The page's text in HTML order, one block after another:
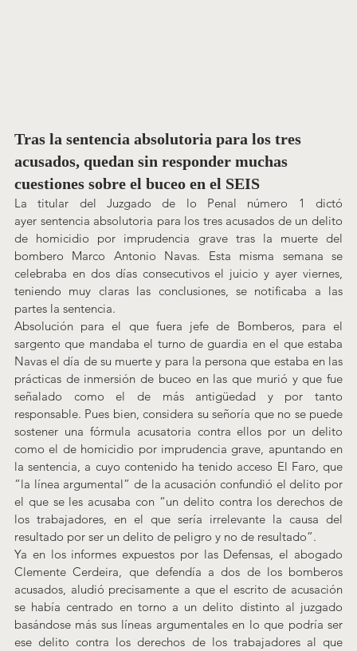
Tras la sentencia absolutoria para los tres
acusados, quedan sin responder muchas
cuestiones sobre el buceo en el SEIS
La titular del Juzgado de lo Penal número 1 dictó
ayer sentencia absolutoria para los tres acusados de un delito
de homicidio por imprudencia grave tras la muerte del
bombero Marco Antonio Navas. Esta misma semana se
celebraba en dos días consecutivos el juicio y ayer viernes,
teniendo muy claras las conclusiones, se notificaba a las
partes la sentencia.
Absolución para el que fuera jefe de Bomberos, para el
sargento que mandaba el turno de guardia en el que estaba
Navas el día de su muerte y para la persona que estaba en las
prácticas de inmersión de buceo en las que murió y que fue
señalado como el de más antigüedad y por tanto
responsable. Pues bien, considera su señoría que no se puede
sostener una fórmula acusatoria contra ellos por un delito
como el de homicidio por imprudencia grave, apuntando en
la sentencia, a cuyo contenido ha tenido acceso El Faro, que
“la línea argumental” de la acusación confundió el delito por
el que se les acusaba con “un delito contra los derechos de
los trabajadores, en el que sería irrelevante la causa del
resultado por ser un delito de peligro y no de resultado”.
Ya en los informes expuestos por las Defensas, el abogado
Clemente Cerdeira, que defendía a dos de los bomberos
acusados, aludió precisamente a que el escrito de acusación
se había centrado en torno a un delito distinto al juzgado
basándose más sus líneas argumentales en lo que podría ser
ese delito contra los derechos de los trabajadores al que